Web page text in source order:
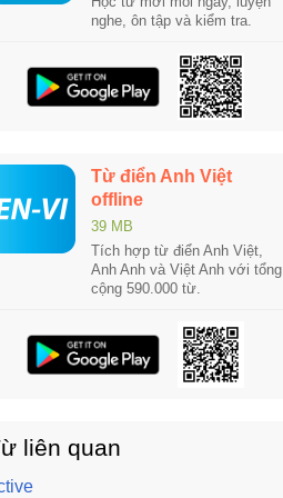
nghe, ôn tập và kiểm tra.
Từ điển Anh Việt
offline
39 MB
Tích hợp từ điển Anh Việt,
Anh Anh và Việt Anh với tổng
cộng 590.000 từ.
liên quan